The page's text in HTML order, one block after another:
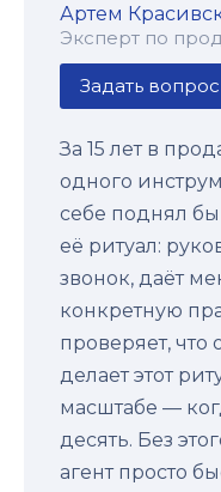
Артем
Эксперт по
Задать вопрос
За 15 лет в
одного
себе поднял
её ритуал:
звонок, даёт
конкретную
проверяет, что
делает этот
масштабе —
десять. Без
агент просто